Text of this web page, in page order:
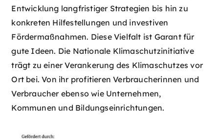
Entwicklung langfristiger Strategien bis hin zu
konkreten Hilfestellungen und investiven
Fördermaßnahmen. Diese Vielfalt ist Garant für
gute Ideen. Die Nationale Klimaschutzinitiative
trägt zu einer Verankerung des Klimaschutzes vor
Ort bei. Von ihr profitieren Verbraucherinnen und
Verbraucher ebenso wie Unternehmen,
Kommunen und Bildungseinrichtungen.